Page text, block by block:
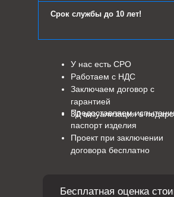
Срок службы до 10 лет!
Предоставляем
паспорт изделия
Проект при заключении
договора бесплатно
У нас есть СРО
Работаем с НДС
Заключаем договор с
гарантией
3Д визуализация в
Бесплатная оценка